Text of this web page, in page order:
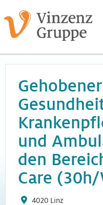
und
den
Care (30h/
4020 Linz